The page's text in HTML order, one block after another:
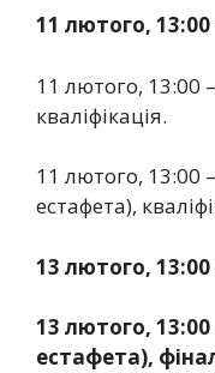
11 лютого,
11 лютого, 13:00
кваліфікація.
11 лютого, 13:00
естафета),
13 лютого,
13 лютого,
естафета),